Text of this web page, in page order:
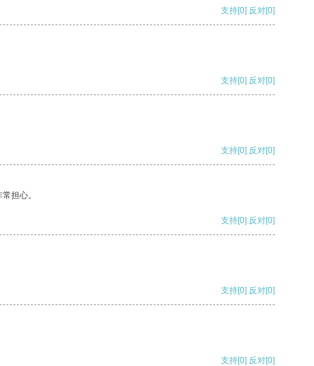
支持[0] 反对[0]
支持[0] 反对[0]
支持[0] 反对[0]
担心。
支持[0] 反对[0]
支持[0] 反对[0]
支持[0] 反对[0]